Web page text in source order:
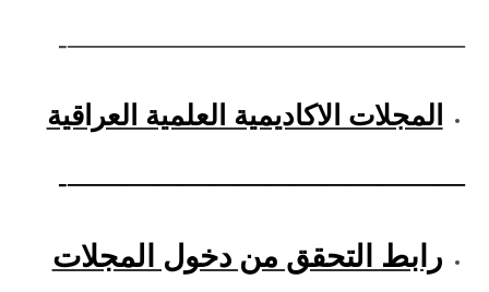
——————————————-
المجلات الاكاديمية العلمية العراقية
——————————————-
رابط التحقق من دخول المجلات